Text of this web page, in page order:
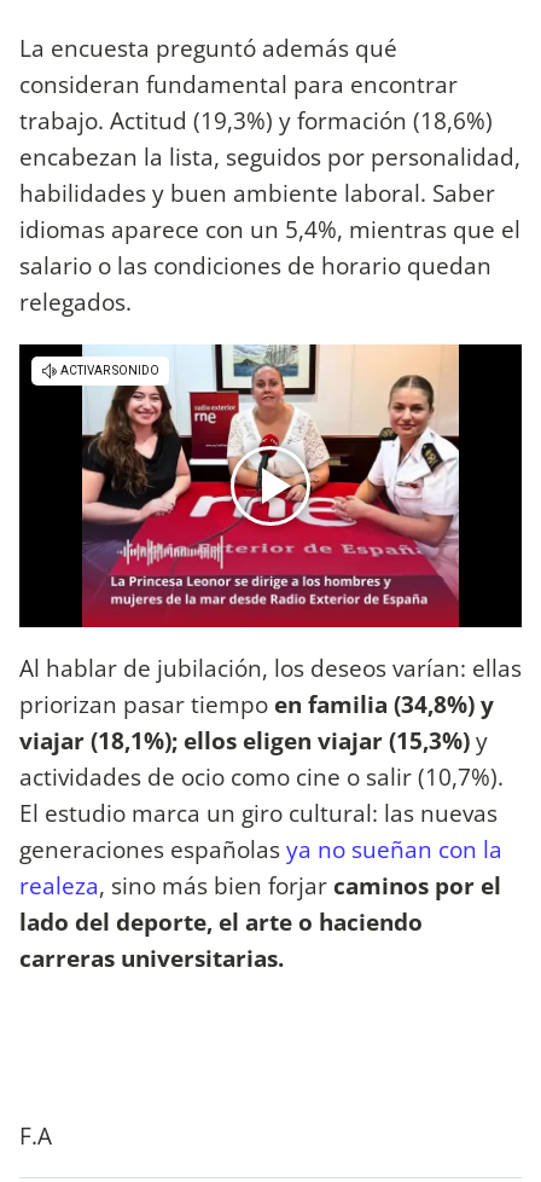
La encuesta preguntó además qué
consideran fundamental para encontrar
trabajo. Actitud (19,3%) y formación (18,6%)
encabezan la lista, seguidos por personalidad,
habilidades y buen ambiente laboral. Saber
idiomas aparece con un 5,4%, mientras que el
salario o las condiciones de horario quedan
relegados.
Al hablar de jubilación, los deseos varían: ellas
priorizan pasar tiempo en familia (34,8%) y
viajar (18,1%); ellos eligen viajar (15,3%)y
actividades de ocio como cine o salir (10,7%).
El estudio marca un giro cultural: las nuevas
generaciones españolasya no sueñan con la
realeza, sino más bien forjar caminos por el
lado del deporte, el arte o haciendo
carreras universitarias.
F.A